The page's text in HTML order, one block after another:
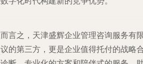
言之，天津盛辉企业管理咨询服务有
的第三方，更是企业值得托付的战略